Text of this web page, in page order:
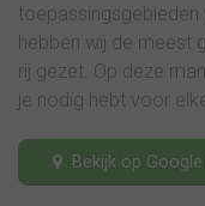
hebben wij de meest
rij gezet. Op deze
je nodig hebt voor
Bekijk op